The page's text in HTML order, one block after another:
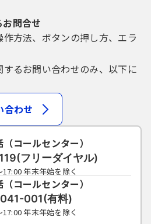
、利用者のデータの保護
。利用者は、次の各号に
ください。
パスワード、整理番号及
データ用）は、他者に知
してください。
スワード等の照会には応
高めるため、パスワード
てください。
パスワードは、再発行し
用者ＩＤ、パスワードを紛
又は不正使用されたこと
速やかに問い合わせ先に
従ってください。
びパスワードについて
問合せ
方法、ボタンの押し方、エラ
るお問い合わせのみ、以下に
合わせ
コールセンター）
フリーダイヤル)
年末年始を除く
コールセンター）
001(有料)
年末年始を除く